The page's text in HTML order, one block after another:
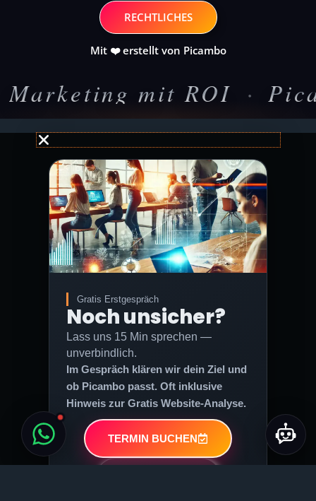
RECHTLICHES
Mit ❤️ erstellt von Picambo
mit ROI Picambo
Gratis Erstgespräch
Noch unsicher?
Lass uns 15 Min sprechen —
unverbindlich.
Im Gespräch klären wir dein Ziel und
ob Picambo passt. Oft inklusive
Hinweis zur Gratis Website-Analyse.
TERMIN BUCHEN